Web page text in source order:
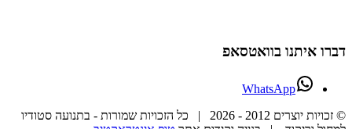
דברו איתנו בוואטסאפ
WhatsApp
© זכויות יוצרים 2012 -
2026 | כל הזכויות שמורות - בתנועה סטודיו